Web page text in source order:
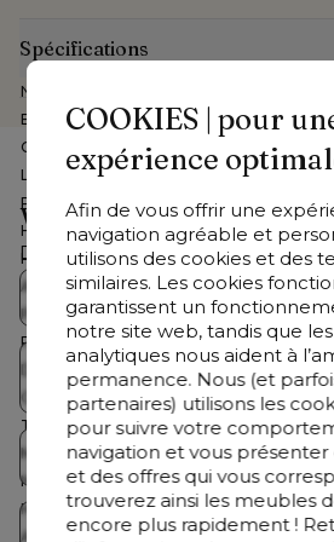
COOKIES | pour
expérience
Afin de vous offrir une
navigation agréable et
utilisons des cookies et des
similaires. Les cookies
garantissent un
notre site web, tandis que
analytiques nous aident à
permanence. Nous (et
partenaires) utilisons les
pour suivre votre
navigation et vous
et des offres qui vous
trouverez ainsi les meubles
encore plus rapidement !
Spécifications
Numéro d'article Web
Exposé dans le show-room
Non
Collection
Largeur
210 cm
Profondeur
80 cm
Hauteur
67 cm
Hauteur assise
30 cm
Assemblé
Non
Profondeur coussin dossier
20 cm
Profondeur coussin d'assise
14 cm
Dimensions
Lrg.
Coussin(s) inclus
Oui
Table basse incluse
Non
Marque
Bristol
Nombre de personnes
3
Housse lavable
Oui
Armature inoxydable
Oui
Vous cherchez autre
Découvrez notre offre complète
Collections Bristol
Table de jardin avec
chaises
Chaises de jardin
Parasols